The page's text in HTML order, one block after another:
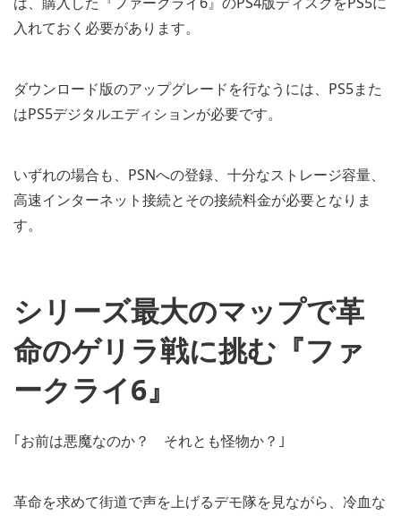
入れておく必要があります。
ダウンロード版のアップグレードを行なうには、PS5また
はPS5デジタルエディションが必要です。
いずれの場合も、PSNへの登録、十分なストレージ容量、
高速インターネット接続とその接続料金が必要となりま
す。
シリーズ最大のマップで革
命のゲリラ戦に挑む『ファ
ークライ6』
｢お前は悪魔なのか？ それとも怪物か？｣
革命を求めて街道で声を上げるデモ隊を見ながら、冷血な